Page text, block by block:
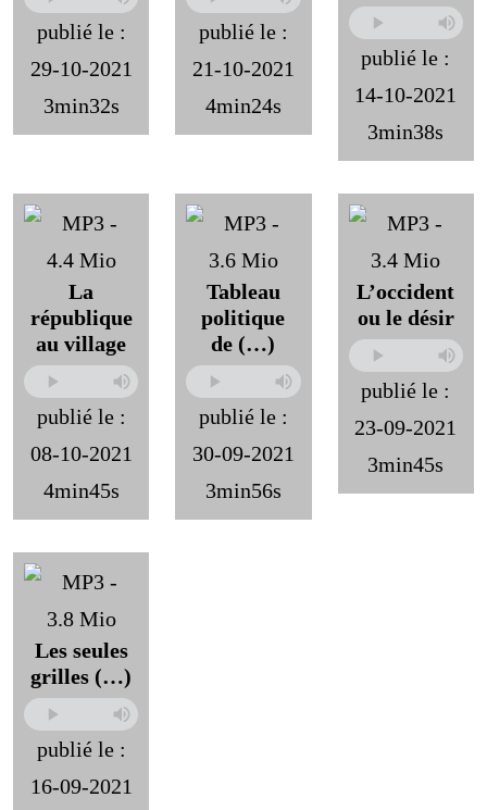
publié le :
29-10-2021
3min32s
publié le :
21-10-2021
4min24s
publié le :
14-10-2021
3min38s
La
république
au village
publié le :
08-10-2021
4min45s
Tableau
politique
de (…)
publié le :
30-09-2021
3min56s
L’occident
ou le désir
publié le :
23-09-2021
3min45s
Les seules
grilles (…)
publié le :
16-09-2021